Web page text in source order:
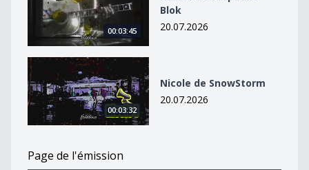
00:03:45
Blok
20.07.2026
Nicole de SnowStorm
00:03:32
Nicole de SnowStorm
20.07.2026
Page de l'émission